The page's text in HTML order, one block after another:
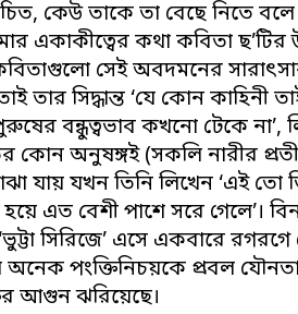
কেউ তাকে তা বেছে নিতে বলে
একাকীত্বের কথা কবিতা
সেই অবদমনের
তার সিদ্ধান্ত ‘যে কোন কাহিনী
বন্ধুত্বভাব কখনো টেকে না’,
কোন অনুষঙ্গই (সকলি নারীর
যায় যখন তিনি লিখেন ‘এই তো
এত বেশী পাশে সরে গেলে’।
সিরিজে’ এসে একবারে
পংক্তিনিচয়কে প্রবল
আগুন ঝরিয়েছে।